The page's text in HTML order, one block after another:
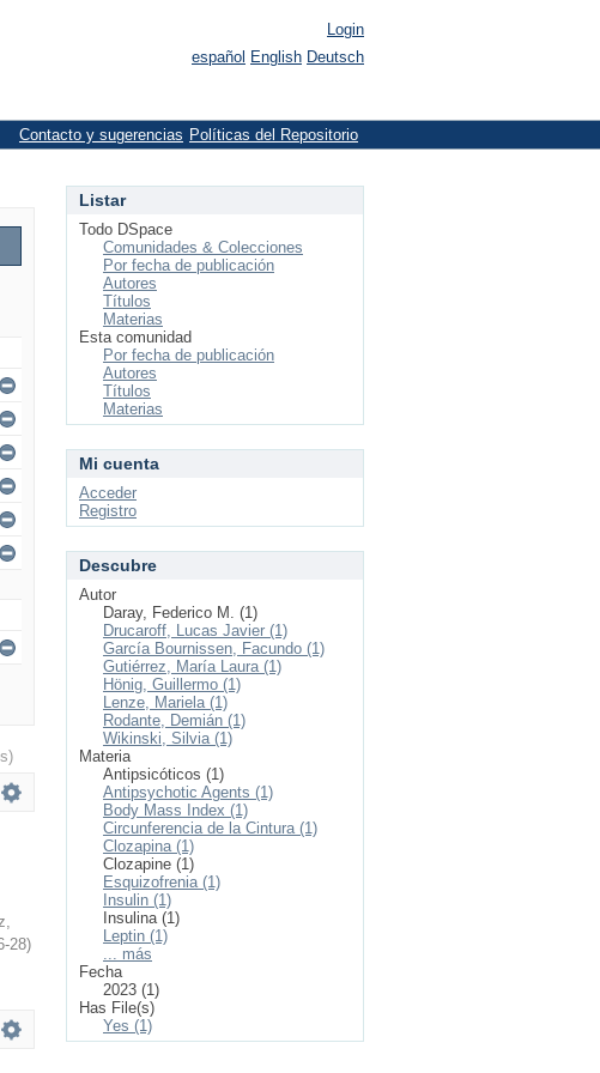
Login
español English Deutsch
Políticas del Repositorio
Contacto y sugerencias
28)
Listar
Todo DSpace
Comunidades & Colecciones
Por fecha de publicación
Autores
Títulos
Materias
Esta comunidad
Por fecha de publicación
Autores
Títulos
Materias
Mi cuenta
Acceder
Registro
Descubre
Autor
Daray, Federico M. (1)
Drucaroff, Lucas Javier (1)
García Bournissen, Facundo (1)
Gutiérrez, María Laura (1)
Hönig, Guillermo (1)
Lenze, Mariela (1)
Rodante, Demián (1)
Wikinski, Silvia (1)
Materia
Antipsicóticos (1)
Antipsychotic Agents (1)
Body Mass Index (1)
Circunferencia de la Cintura (1)
Clozapina (1)
Clozapine (1)
Esquizofrenia (1)
Insulin (1)
Insulina (1)
Leptin (1)
... más
Fecha
2023 (1)
Has File(s)
Yes (1)